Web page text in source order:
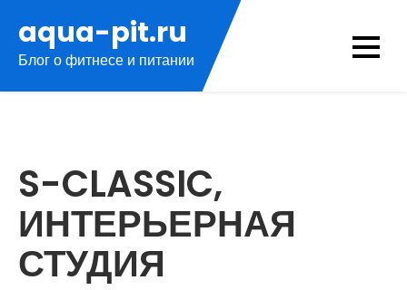
содержимому
aqua-pit.ru
Блог о фитнесе и питании
S-CLASSIC,
ИНТЕРЬЕРНАЯ
СТУДИЯ